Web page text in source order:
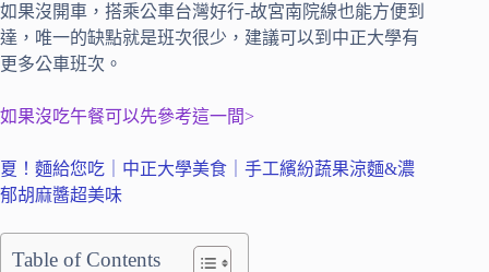
如果沒開車，搭乘公車台灣好行-故宮南院線也能方便到
達，唯一的缺點就是班次很少，建議可以到中正大學有
更多公車班次。
如果沒吃午餐可以先參考這一間>
夏！麵給您吃｜中正大學美食｜手工繽紛蔬果涼麵&濃
郁胡麻醬超美味
Table of Contents